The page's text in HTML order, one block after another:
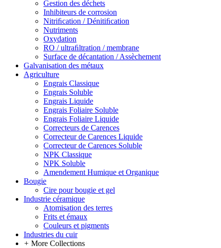
Gestion des déchets
Inhibiteurs de corrosion
Nitriﬁcation / Dénitiﬁcation
Nutriments
Oxydation
RO / ultraﬁltration / membrane
Surface de décantation / Assèchement
Galvanisation des métaux
Agriculture
Engrais Classique
Engrais Soluble
Engrais Liquide
Engrais Foliaire Soluble
Engrais Foliaire Liquide
Correcteurs de Carences
Correcteur de Carences Liquide
Correcteur de Carences Soluble
NPK Classique
NPK Soluble
Amendement Humique et Organique
Bougie
Cire pour bougie et gel
Industrie céramique
Atomisation des terres
Frits et émaux
Couleurs et pigments
Industries du cuir
+ More Collections